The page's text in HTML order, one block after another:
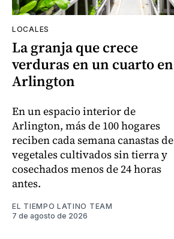
LOCALES
La granja que crece
verduras en un cuarto en
Arlington
En un espacio interior de
Arlington, más de 100 hogares
reciben cada semana canastas de
vegetales cultivados sin tierra y
cosechados menos de 24 horas
antes.
EL TIEMPO LATINO TEAM
7 de agosto de 2026